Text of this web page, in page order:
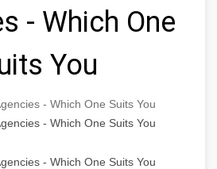
- Which One
You
- Which One Suits You
- Which One Suits You
- Which One Suits You